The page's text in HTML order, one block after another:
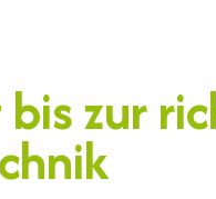
zur